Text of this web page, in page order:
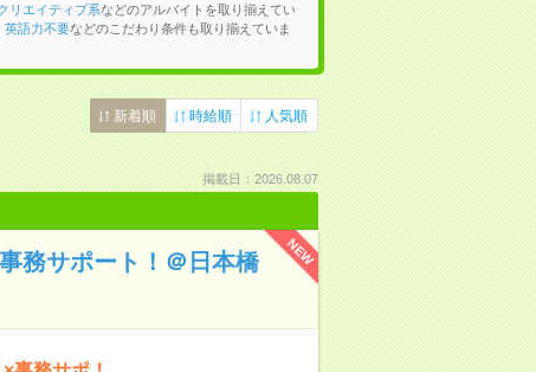
リエイティブ系などのアルバイトを取り揃えてい
英語力不要などのこだわり条件も取り揃えていま
新着順 時給順 人気順
掲載日：2026.08.07
NEW
務サポート！＠日本橋